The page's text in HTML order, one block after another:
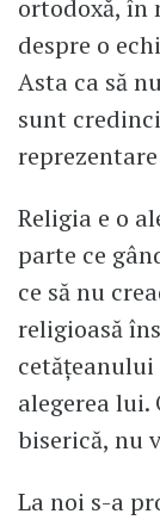
ortodoxă, în
despre o
Asta ca să
sunt
Religia e o
parte ce
ce să nu
religioasă
alegerea lui.
biserică, nu
La noi s-a